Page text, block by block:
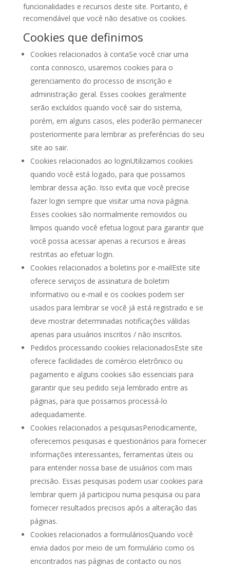
funcionalidades e recursos deste site. Portanto, é
recomendável que você não desative os cookies.
Cookies que definimos
Cookies relacionados à contaSe você criar uma
conta connosco, usaremos cookies para o
gerenciamento do processo de inscrição e
administração geral. Esses cookies geralmente
serão excluídos quando você sair do sistema,
porém, em alguns casos, eles poderão permanecer
posteriormente para lembrar as preferências do seu
site ao sair.
Cookies relacionados ao loginUtilizamos cookies
quando você está logado, para que possamos
lembrar dessa ação. Isso evita que você precise
fazer login sempre que visitar uma nova página.
Esses cookies são normalmente removidos ou
limpos quando você efetua logout para garantir que
você possa acessar apenas a recursos e áreas
restritas ao efetuar login.
Cookies relacionados a boletins por e-mailEste site
oferece serviços de assinatura de boletim
informativo ou e-mail e os cookies podem ser
usados ​​para lembrar se você já está registrado e se
deve mostrar determinadas notificações válidas
apenas para usuários inscritos / não inscritos.
Pedidos processando cookies relacionadosEste site
oferece facilidades de comércio eletrônico ou
pagamento e alguns cookies são essenciais para
garantir que seu pedido seja lembrado entre as
páginas, para que possamos processá-lo
adequadamente.
Cookies relacionados a pesquisasPeriodicamente,
oferecemos pesquisas e questionários para fornecer
informações interessantes, ferramentas úteis ou
para entender nossa base de usuários com mais
precisão. Essas pesquisas podem usar cookies para
lembrar quem já participou numa pesquisa ou para
fornecer resultados precisos após a alteração das
páginas.
Cookies relacionados a formuláriosQuando você
envia dados por meio de um formulário como os
encontrados nas páginas de contacto ou nos